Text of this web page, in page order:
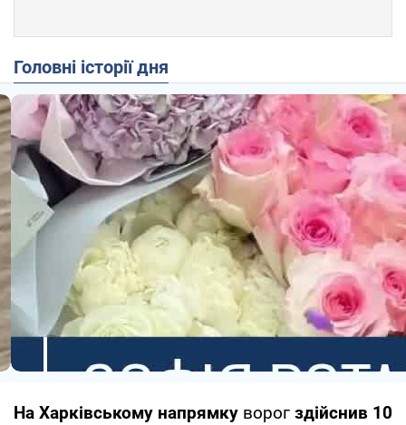
Головні історії дня
На Харківському напрямку ворог здійснив 10